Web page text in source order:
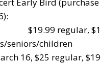
Early Bird
regular,
seniors/children
16, $25 regular,